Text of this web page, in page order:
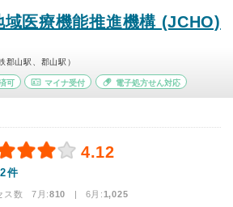
医療機能推進機構 (JCHO)
郡山駅、郡山駅）
可 マイナ受付 電子処方せん対応
4.12
件
ス数 7月:810 | 6月:1,025